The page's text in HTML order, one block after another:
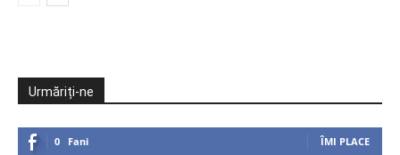
Urmăriți-ne
0 Fani ÎMI PLACE